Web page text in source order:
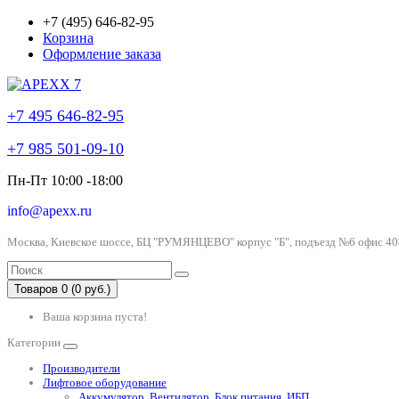
+7 (495) 646-82-95
Корзина
Оформление заказа
+7 495 646-82-95
+7 985 501-09-10
Пн-Пт 10:00 -18:00
info@apexx.ru
Москва, Киевское шоссе, БЦ "РУМЯНЦЕВО" корпус "Б", подъезд №6 офис
Товаров 0 (0 руб.)
Ваша корзина пуста!
Категории
Производители
Лифтовое оборудование